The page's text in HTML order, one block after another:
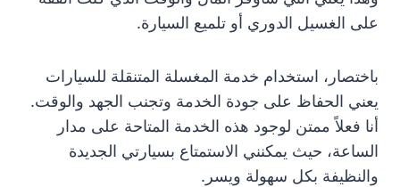
على الغسيل الدوري أو تلميع السيارة.
باختصار، استخدام خدمة المغسلة المتنقلة للسيارات
يعني الحفاظ على جودة الخدمة وتجنب الجهد والوقت.
أنا فعلاً ممتن لوجود هذه الخدمة المتاحة على مدار
الساعة، حيث يمكنني الاستمتاع بسيارتي الجديدة
والنظيفة بكل سهولة ويسر.